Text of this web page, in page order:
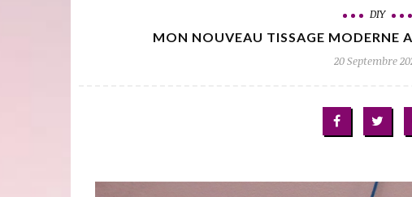
DIY
MON NOUVEAU TISSAGE MODERNE
20 Septembre